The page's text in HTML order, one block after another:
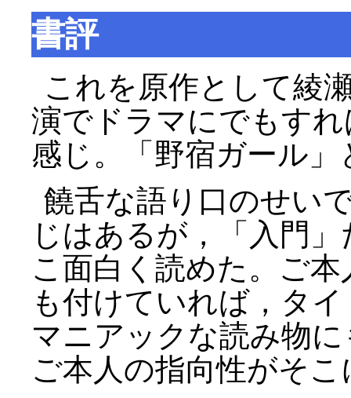
書評
これを原作として綾
演でドラマにでもす
感じ。「野宿ガール
饒舌な語り口のせい
じはあるが，「入門
こ面白く読めた。ご
も付けていれば，タ
マニアックな読み物
ご本人の指向性がそ